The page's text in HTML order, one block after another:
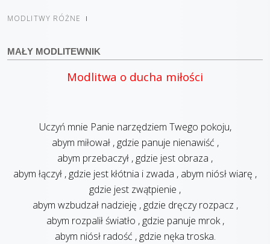
MODLITWY RÓŻNE
MAŁY MODLITEWNIK
Modlitwa o ducha miłości
Uczyń mnie Panie narzędziem Twego pokoju,
abym miłował , gdzie panuje nienawiść ,
abym przebaczył , gdzie jest obraza ,
abym łączył , gdzie jest kłótnia i zwada , abym niósł wiarę ,
gdzie jest zwątpienie ,
abym wzbudzał nadzieję , gdzie dręczy rozpacz ,
abym rozpalił światło , gdzie panuje mrok ,
abym niósł radość , gdzie nęka troska.